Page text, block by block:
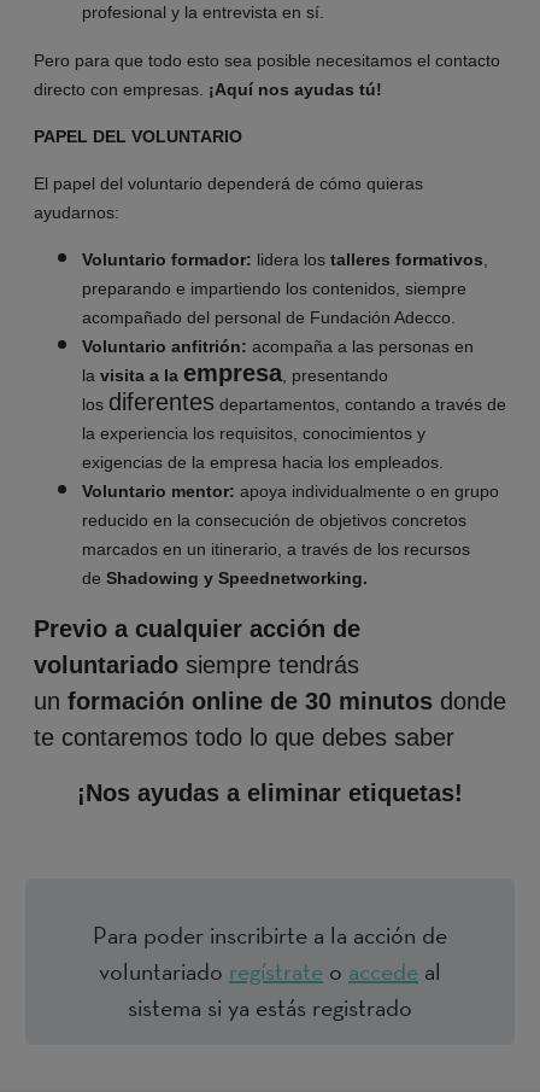
profesional y la entrevista en sí.
Pero para que todo esto sea posible necesitamos el contacto
directo con empresas. ¡Aquí nos ayudas tú!
PAPEL DEL VOLUNTARIO
El papel del voluntario dependerá de cómo quieras
ayudarnos:
Voluntario formador: lidera los talleres formativos
preparando e impartiendo los contenidos, siempre
acompañado del personal de Fundación Adecco.
Voluntario anfitrión: acompaña a las personas en
la visita a la empresa , presentando
los diferentes departamentos, contando a través de
la experiencia los requisitos, conocimientos y
exigencias de la empresa hacia los empleados.
Voluntario mentor: apoya individualmente o en grupo
reducido en la consecución de objetivos concretos
marcados en un itinerario, a través de los recursos
de Shadowing y Speednetworking.
Previo a cualquier acción de
voluntariado siempre tendrás
un formación online de 30 minutos donde
te contaremos todo lo que debes saber
¡Nos ayudas a eliminar etiquetas!
Para poder inscribirte a la acción de
voluntariado regístrate o accede al
sistema si ya estás registrado